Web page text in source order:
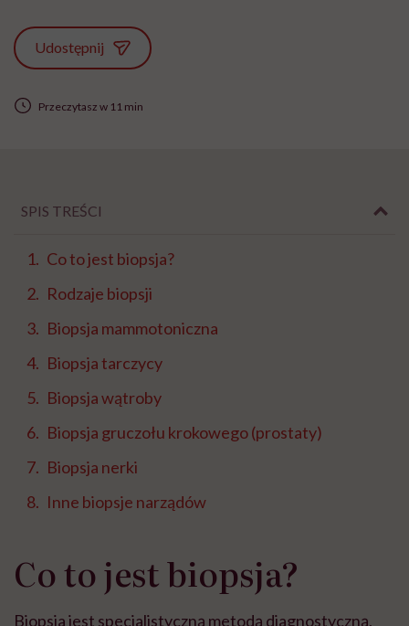
Udostępnij
Przeczytasz w 11 min
SPIS TREŚCI
Co to jest biopsja?
Rodzaje biopsji
Biopsja mammotoniczna
Biopsja tarczycy
Biopsja wątroby
Biopsja gruczołu krokowego (prostaty)
Biopsja nerki
Inne biopsje narządów
Co to jest biopsja?
Biopsja jest specjalistyczną metodą diagnostyczną,